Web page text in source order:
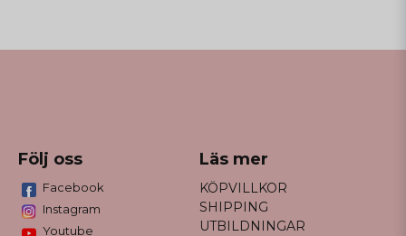
Följ oss
Facebook
Instagram
Youtube
Läs mer
KÖPVILLKOR
SHIPPING
UTBILDNINGAR